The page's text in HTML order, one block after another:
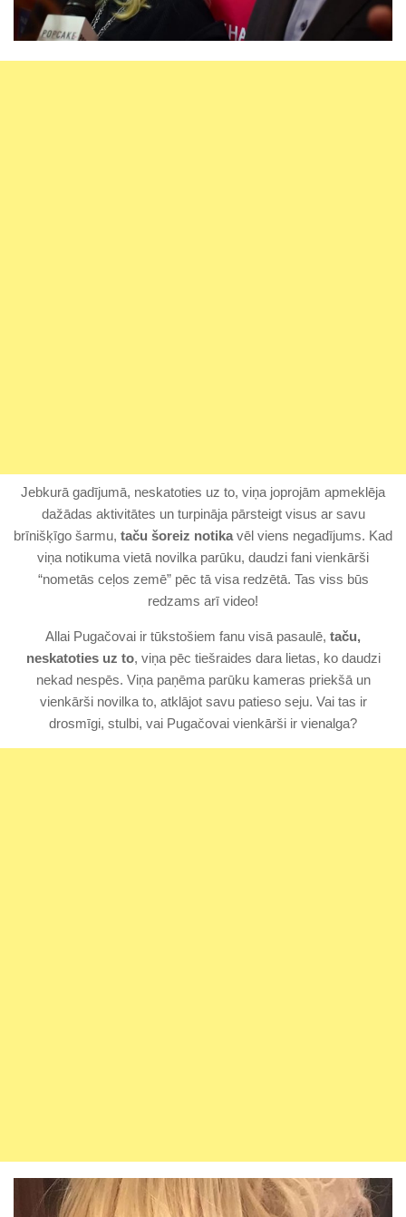
Jebkurā gadījumā, neskatoties uz to, viņa joprojām apmeklēja
dažādas aktivitātes un turpināja pārsteigt visus ar savu
brīnišķīgo šarmu, taču šoreiz notika vēl viens negadījums. Kad
viņa notikuma vietā novilka parūku, daudzi fani vienkārši
“nometās ceļos zemē” pēc tā visa redzētā. Tas viss būs
redzams arī video!
Allai Pugačovai ir tūkstošiem fanu visā pasaulē, taču,
neskatoties uz to, viņa pēc tiešraides dara lietas, ko daudzi
nekad nespēs. Viņa paņēma parūku kameras priekšā un
vienkārši novilka to, atklājot savu patieso seju. Vai tas ir
drosmīgi, stulbi, vai Pugačovai vienkārši ir vienalga?